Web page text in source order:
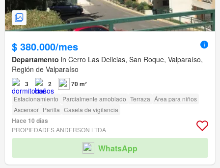
$ 380.000/mes
Departamento in Cerro Las Delicias, San Roque, Valparaíso,
Región de Valparaíso
3 2 70 m²
Estacionamiento Parcialmente amoblado Terraza Área para niños
Ascensor Parilla Caseta de vigilancia
Hace 10 días
PROPIEDADES ANDERSON LTDA
WhatsApp